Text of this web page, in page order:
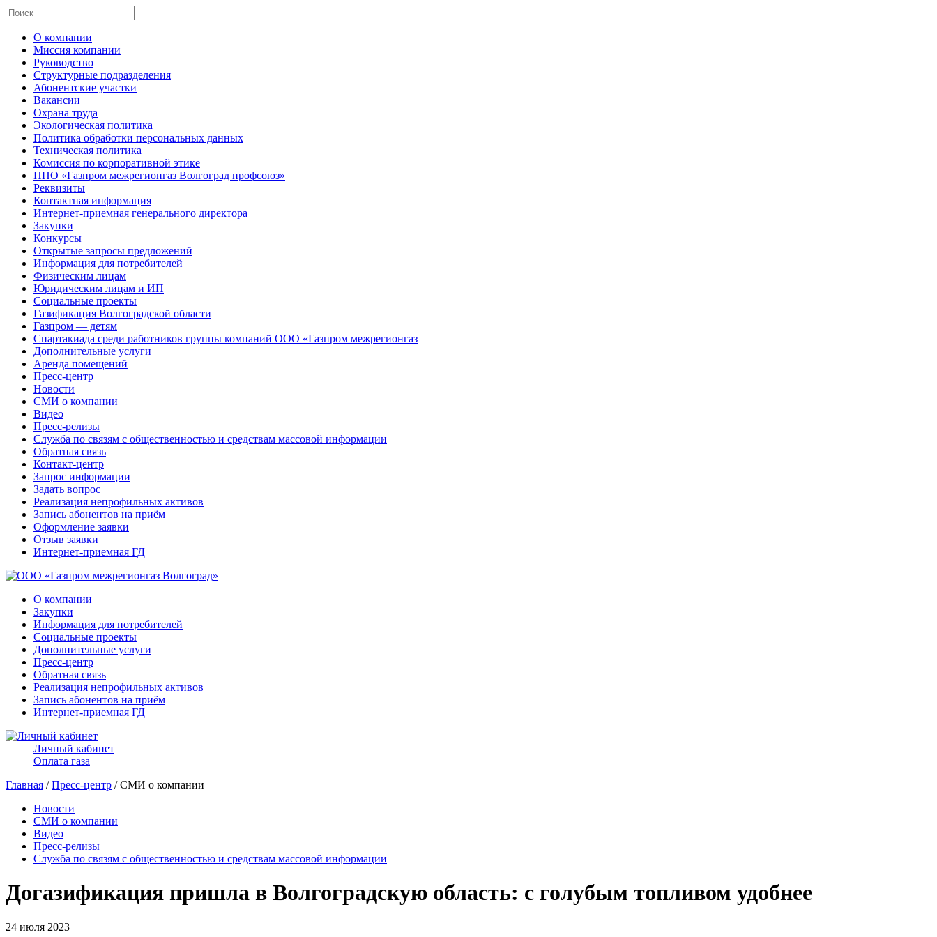
О компании
Миссия компании
Руководство
Структурные подразделения
Абонентские участки
Вакансии
Охрана труда
Экологическая политика
Политика обработки персональных данных
Техническая политика
Комиссия по корпоративной этике
ППО «Газпром межрегионгаз Волгоград профсоюз»
Реквизиты
Контактная информация
Интернет-приемная генерального директора
Закупки
Конкурсы
Открытые запросы предложений
Информация для потребителей
Физическим лицам
Юридическим лицам и ИП
Социальные проекты
Газификация Волгоградской области
Газпром — детям
Спартакиада среди работников группы компаний ООО «Газпром межрегионгаз
Дополнительные услуги
Аренда помещений
Пресс-центр
Новости
СМИ о компании
Видео
Пресс-релизы
Служба по связям с общественностью и средствам массовой информации
Обратная связь
Контакт-центр
Запрос информации
Задать вопрос
Реализация непрофильных активов
Запись абонентов на приём
Оформление заявки
Отзыв заявки
Интернет-приемная ГД
О компании
Закупки
Информация для потребителей
Социальные проекты
Дополнительные услуги
Пресс-центр
Обратная связь
Реализация непрофильных активов
Запись абонентов на приём
Интернет-приемная ГД
Личный кабинет
Оплата газа
Главная /Пресс-центр / СМИ о компании
Новости
СМИ о компании
Видео
Пресс-релизы
Служба по связям с общественностью и средствам массовой информации
Догазификация пришла в Волгоградскую область: с голубым топливом удобнее
24 июля 2023